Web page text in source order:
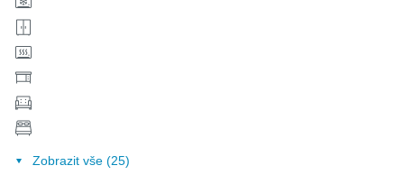
Zobrazit vše (25)